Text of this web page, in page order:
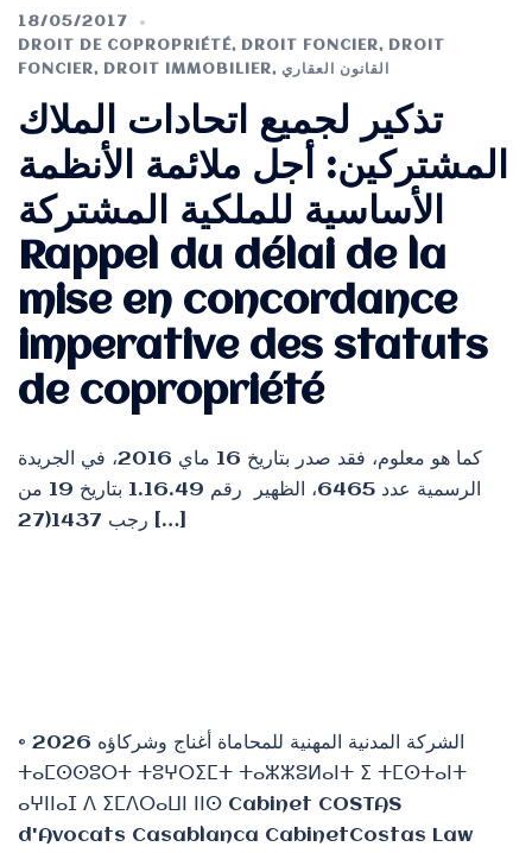
18/05/2017
DROIT DE COPROPRIÉTÉ, DROIT FONCIER,
DROIT
FONCIER, DROIT IMMOBILIER, القانون العقاري
تذكير لجميع اتحادات الملاك
المشتركين: أجل ملائمة الأنظمة
الأساسية للملكية المشتركة
Rappel du délai de la
mise en concordance
imperative des statuts
de copropriété
كما هو معلوم، فقد صدر بتاريخ 16 ماي 2016، في الجريدة
الرسمية عدد 6465، الظهير رقم 1.16.49 بتاريخ 19 من
رجب 1437(27 […]
© 2026 الشركة المدنية المهنية للمحاماة أغناج وشركاؤه
ⵜⴰⵎⵙⵙⵓⵔⵜ ⵜⵓⵖⵔⵉⵎⵜ ⵜⴰⵣⵣⵓⵍⴰⵏⵜ ⵉ ⵜⵎⵙⵜⴰⵏⵜ
ⴰⵖⵏⵏⴰⵊ ⴷ ⵉⵎⴷⵔⴰⵡⵏ ⵏⵏⵙ Cabinet COSTAS
d'Avocats Casablanca CabinetCostas Law